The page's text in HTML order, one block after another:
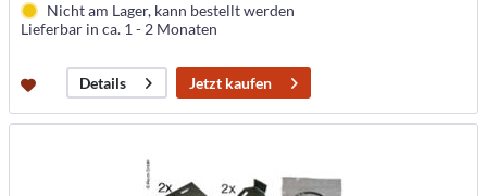
Nicht am Lager, kann bestellt werden
Lieferbar in ca. 1 - 2 Monaten
Details Jetzt kaufen